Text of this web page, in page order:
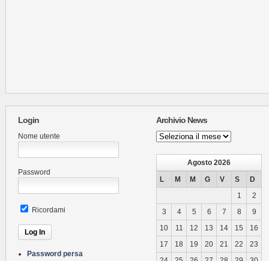
Login
Nome utente
Password
Ricordami
Password persa
Archivio News
Archivio
News
Agosto 2026
L
M M G V S
D
1
2
3
4 5 6 7 8
9
10
11 12 13 14 15
16
17
18 19 20 21 22
23